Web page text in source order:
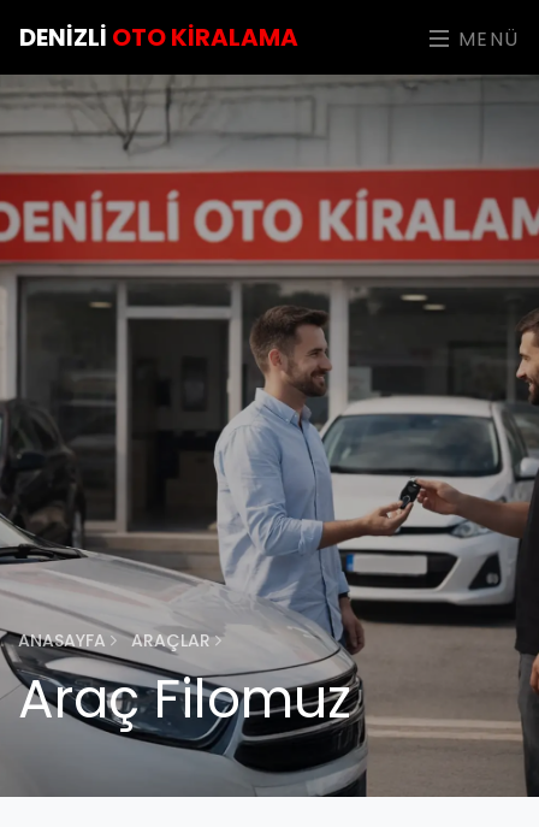
DENIZLI OTO KIRALAMA MENÜ
ANASAYFA ARAÇLAR
Araç Filomuz